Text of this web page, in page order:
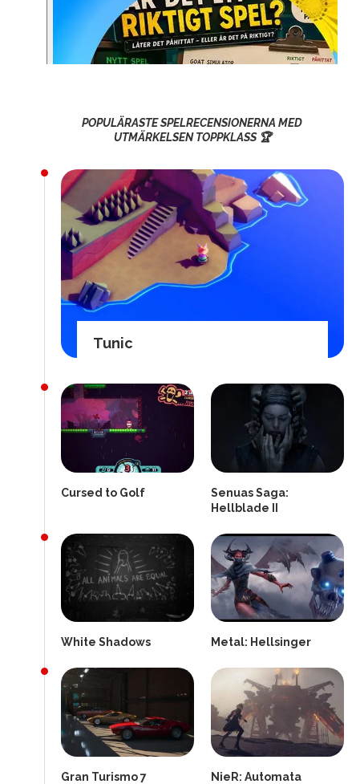
POPULÄRASTE SPELRECENSIONERNA MED
UTMÄRKELSEN TOPPKLASS 🏆
Tunic
Cursed to Golf
Senuas Saga:
Hellblade II
White Shadows Metal: Hellsinger
Gran Turismo 7 NieR: Automata